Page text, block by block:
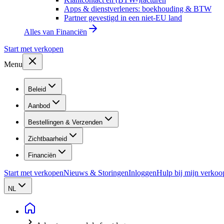
Apps & dienstverleners: boekhouding & BTW
Partner gevestigd in een niet-EU land
Alles van Financiën
Start met verkopen
Menu
Beleid
Aanbod
Bestellingen & Verzenden
Zichtbaarheid
Financiën
Start met verkopenNieuws & StoringenInloggenHulp bij mijn
NL